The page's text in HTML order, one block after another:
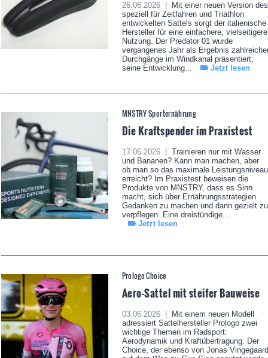
26.06.2026 |
Mit einer neuen Version des
speziell für Zeitfahren und Triathlon
entwickelten Sattels sorgt der italienische
Hersteller für eine einfachere, vielseitigere
Nutzung. Der Predator 01 wurde
vergangenes Jahr als Ergebnis
Durchgänge im Windkanal präsentiert;
seine Entwicklung...
Jetzt lesen
MNSTRY Sporternährung
Die Kraftspender im Praxistest
17.06.2026 |
Trainieren nur mit Wasser
und Bananen? Kann man machen, aber
ob man so das maximale Leistungsniveau
erreicht? Im Praxistest beweisen die
Produkte von MNSTRY, dass es Sinn
macht, sich über Ernährungsstrategien
Gedanken zu machen und dann gezielt zu
verpflegen. Eine dreistündige...
Jetzt lesen
Prologo Choice
Aero-Sattel mit steifer Bauweise
03.06.2026 |
Mit einem neuen Modell
adressiert Sattelhersteller Prologo zwei
wichtige Themen im Radsport:
Aerodynamik und Kraftübertragung. Der
Choice, der ebenso von Jonas Vingegaard